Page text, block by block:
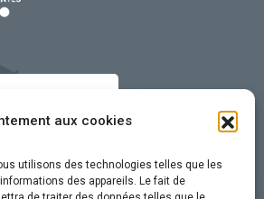
aux cookies
utilisons des technologies telles que les
des appareils. Le fait de